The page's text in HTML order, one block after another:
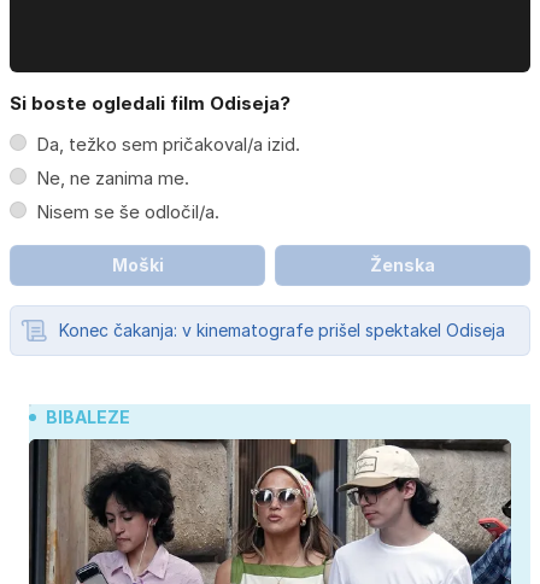
Si boste ogledali film Odiseja?
Da, težko sem pričakoval/a izid.
Ne, ne zanima me.
Nisem se še odločil/a.
Moški Ženska
Konec čakanja: v kinematografe prišel spektakel Odiseja
BIBALEZE